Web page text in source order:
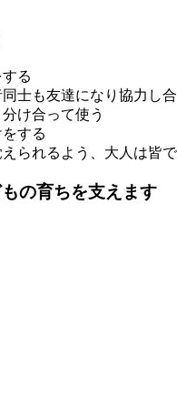
る
士も友達になり協力し合
け合って使う
する
られるよう、大人は皆
の育ちを支えます